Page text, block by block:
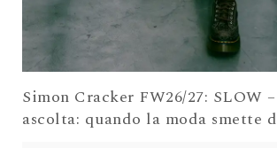
Simon Cracker FW26/27: SLOW
ascolta: quando la moda smette